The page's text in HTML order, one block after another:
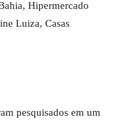
Hipermercado
Luiza, Casas
pesquisados em um